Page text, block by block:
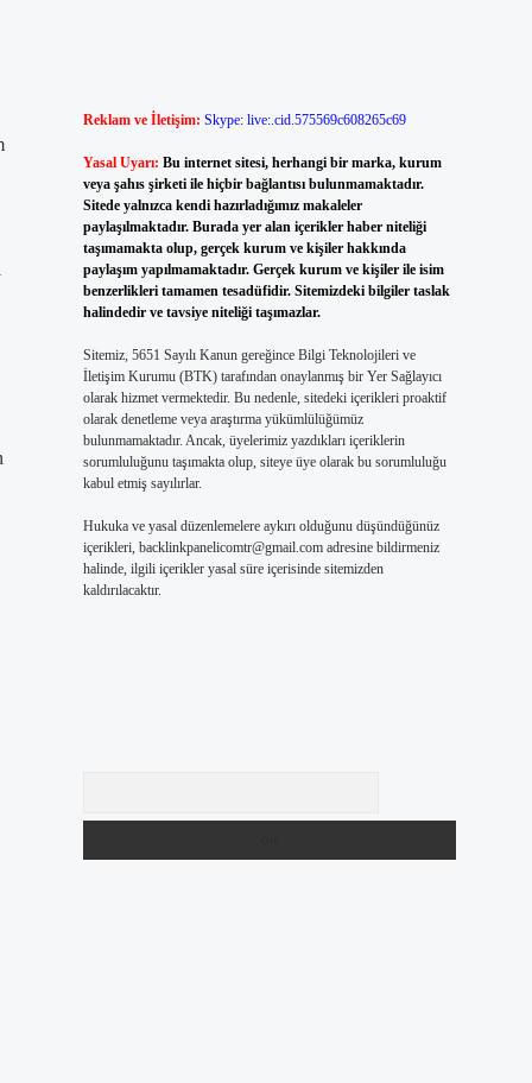
Reklam ve İletişim: Skype: live:.cid.575569c608265c69
Yasal Uyarı: Bu internet sitesi, herhangi bir marka, kurum
veya şahıs şirketi ile hiçbir bağlantısı bulunmamaktadır.
Sitede yalnızca kendi hazırladığımız makaleler
paylaşılmaktadır. Burada yer alan içerikler haber niteliği
taşımamakta olup, gerçek kurum ve kişiler hakkında
paylaşım yapılmamaktadır. Gerçek kurum ve kişiler ile isim
benzerlikleri tamamen tesadüfidir. Sitemizdeki bilgiler taslak
halindedir ve tavsiye niteliği taşımazlar.
Sitemiz, 5651 Sayılı Kanun gereğince Bilgi Teknolojileri ve
İletişim Kurumu (BTK) tarafından onaylanmış bir Yer Sağlayıcı
olarak hizmet vermektedir. Bu nedenle, sitedeki içerikleri proaktif
olarak denetleme veya araştırma yükümlülüğümüz
bulunmamaktadır. Ancak, üyelerimiz yazdıkları içeriklerin
sorumluluğunu taşımakta olup, siteye üye olarak bu sorumluluğu
kabul etmiş sayılırlar.
Hukuka ve yasal düzenlemelere aykırı olduğunu düşündüğünüz
içerikleri, backlinkpanelicomtr@gmail.comadresine bildirmeniz
halinde, ilgili içerikler yasal süre içerisinde sitemizden
kaldırılacaktır.